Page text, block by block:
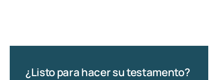
¿Listo para hacer su testamento?